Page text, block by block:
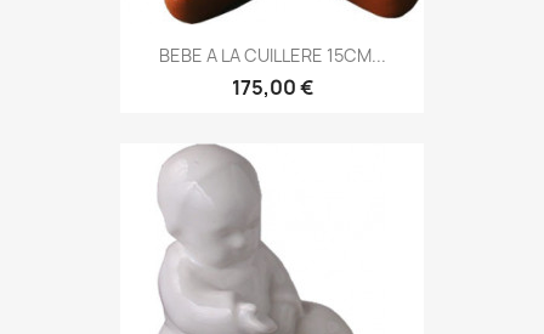
BEBE A LA CUILLERE 15CM...
175,00 €